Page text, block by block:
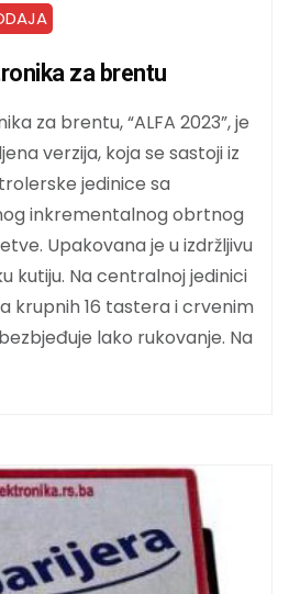
za brentu
za brentu, “ALFA 2023”, je
verzija, koja se sastoji iz
jedinice sa
inkrementalnog obrtnog
Upakovana je u izdržljivu
kutiju. Na centralnoj jedinici
krupnih 16 tastera i crvenim
lako rukovanje. Na